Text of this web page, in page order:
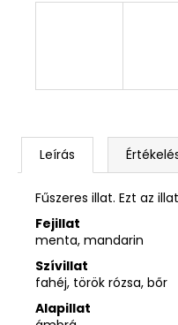
Leírás
Fűszeres illat. Ezt az
Fejillat
menta, mandarin
Szívillat
fahéj, török rózsa, bőr
Alapillat